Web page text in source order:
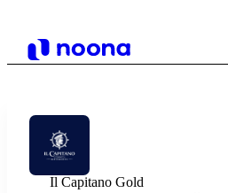
Il Capitano Gold